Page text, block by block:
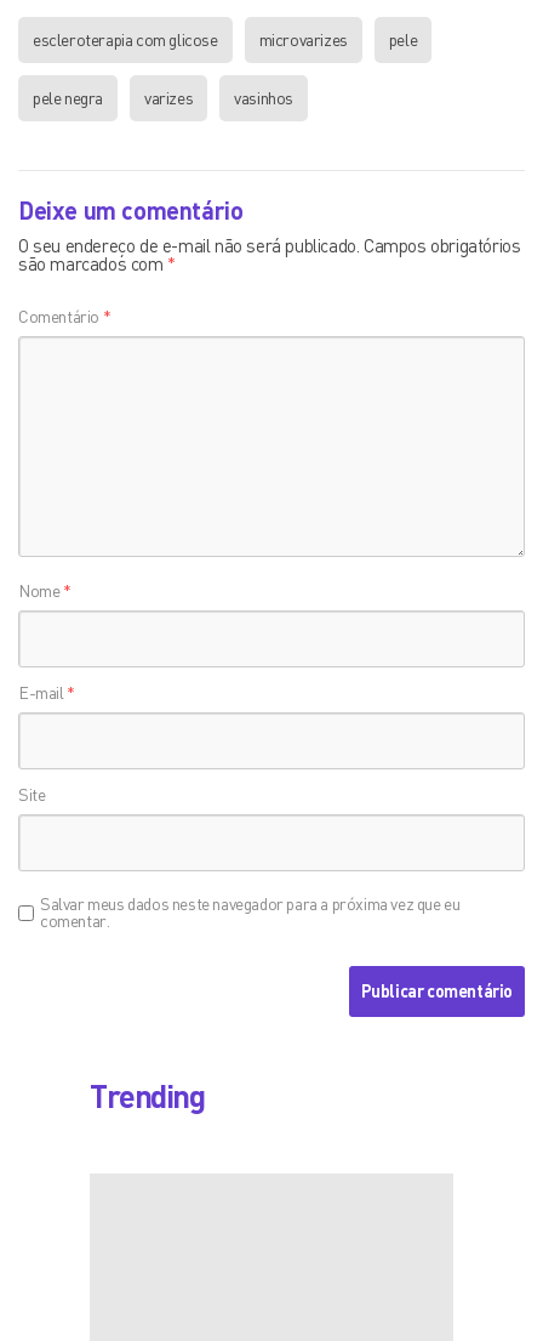
escleroterapia com glicose microvarizes pele
pele negra varizes vasinhos
Deixe um comentário
O seu endereço de e-mail não será publicado. Campos obrigatórios
são marcados com *
Comentário *
Nome*
E-mail *
Site
Salvar meus dados neste navegador para a próxima vez que eu
comentar.
Trending